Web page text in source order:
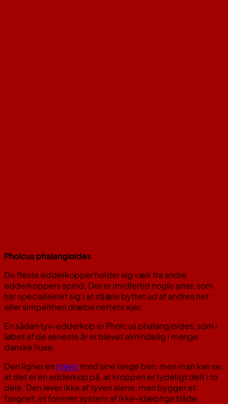
Pholcus phalangioides
De fleste edderkopper holder sig væk fra andre
edderkoppers spind. Der er imidlertid nogle arter, som
har specialiseret sig i at stjæle byttet ud af andres net
eller simpelthen dræbe nettets ejer.
En sådan tyv-edderkop er Pholcus phalangioides, som i
løbet af de seneste år er blevet almindelig i mange
danske huse.
Den ligner en mejermed sine lange ben, men man kan se,
at det er en edderkop på, at kroppen er tydeligt delt i to
dele. Den lever ikke af tyveri alene, men bygger et
fangnet, et forvirret system af ikke-klæbrige tråde.